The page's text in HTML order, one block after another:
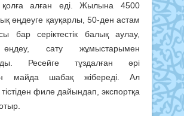
ал­ған еді. Жылына 4500
өңдеуге қауқарлы, 50-ден ас­там
бар серіктестік ба­лық аулау,
өңдеу, сату жұ­мыстарымен
Ресейге тұздалған әрі
майда ша­бақ жібереді. Ал
филе дайындап, экспортқа